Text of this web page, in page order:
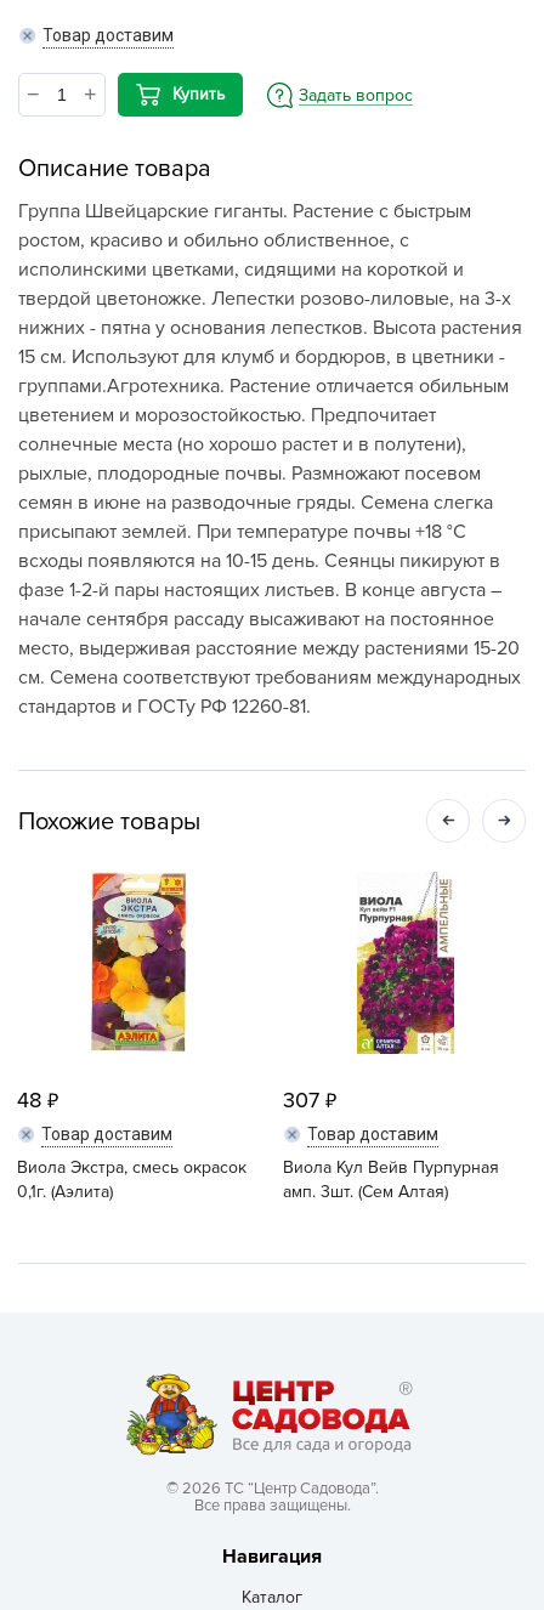
Товар доставим
Купить Задать вопрос
Описание товара
Группа Швейцарские гиганты. Растение с быстрым
ростом, красиво и обильно облиственное, с
исполинскими цветками, сидящими на короткой и
твердой цветоножке. Лепестки розово-лиловые, на 3-х
нижних - пятна у основания лепестков. Высота растения
15 см. Используют для клумб и бордюров, в цветники -
группами.Агротехника. Растение отличается обильным
цветением и морозостойкостью. Предпочитает
солнечные места (но хорошо растет и в полутени),
рыхлые, плодородные почвы. Размножают посевом
семян в июне на разводочные гряды. Семена слегка
присыпают землей. При температуре почвы +18 °C
всходы появляются на 10-15 день. Сеянцы пикируют в
фазе 1-2-й пары настоящих листьев. В конце августа –
начале сентября рассаду высаживают на постоянное
место, выдерживая расстояние между растениями 15-20
см. Семена соответствуют требованиям международных
стандартов и ГОСТу РФ 12260-81.
Похожие товары
48
Товар доставим
Виола Экстра, смесь окрасок
0,1г. (Аэлита)
307
Товар доставим
Виола Кул Вейв Пурпурная
амп. 3шт. (Сем Алтая)
© 2026 ТС “Центр Садовода”.
Все права защищены.
Навигация
Каталог